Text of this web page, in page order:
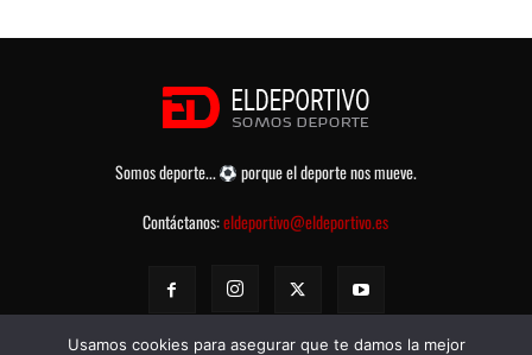
Somos deporte...
porque el deporte nos mueve.
Contáctanos:eldeportivo@eldeportivo.es
Usamos cookies para asegurar que te damos la mejor